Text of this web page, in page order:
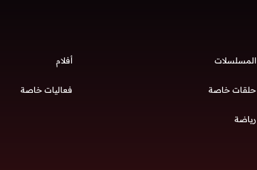
المسلسلات أفلام
حلقات خاصة فعاليات خاصة
رياضة